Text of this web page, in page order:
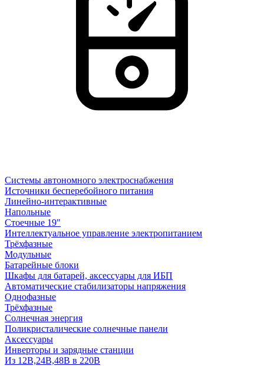
Системы автономного электроснабжения
Источники бесперебойного питания
Линейно-интерактивные
Напольные
Стоечные 19"
Интеллектуальное управление электропитанием
Трёхфазные
Модульные
Батарейные блоки
Шкафы для батарей, аксессуары для ИБП
Автоматические стабилизаторы напряжения
Однофазные
Трёхфазные
Солнечная энергия
Поликристалические солнечные панели
Аксессуары
Инверторы и зарядные станции
Из 12В,24В,48В в 220В